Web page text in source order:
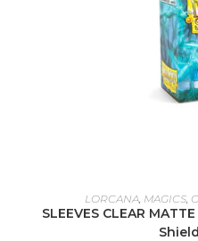
AJOUTER
LORCANA, MAGICS,
SLEEVES CLEAR